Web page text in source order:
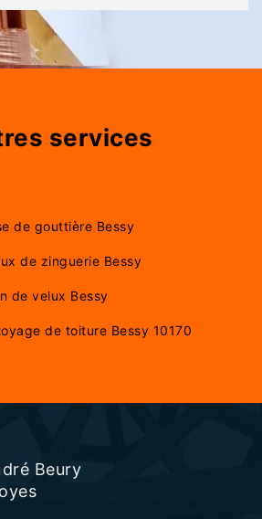
services
de gouttière Bessy
de zinguerie Bessy
de velux Bessy
de toiture Bessy 10170
Beury